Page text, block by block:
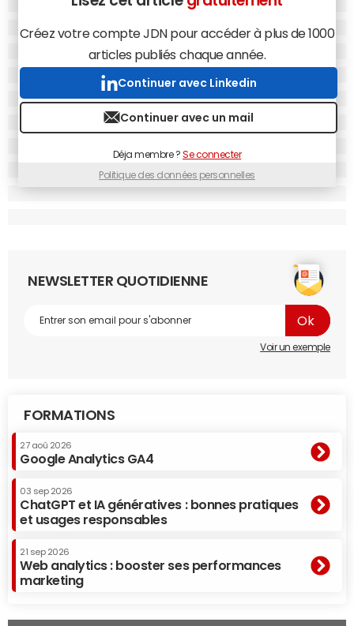
Créez votre compte JDN pour accéder à plus de 1000
articles publiés chaque année.
Continuer avec Linkedin
Continuer avec un mail
Déja membre ?Se connecter
Politique des données personnelles
NEWSLETTER QUOTIDIENNE
Voir un exemple
FORMATIONS
27 aoû 2026
Google Analytics GA4
03 sep 2026
ChatGPT et IA génératives : bonnes pratiques
et usages responsables
21 sep 2026
Web analytics : booster ses performances
marketing